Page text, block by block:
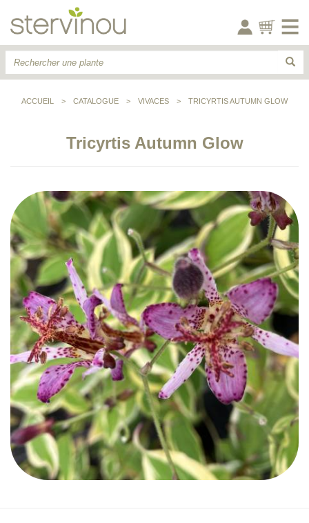
ACCUEIL > CATALOGUE > VIVACES > TRICYRTIS AUTUMN GLOW
Tricyrtis Autumn Glow